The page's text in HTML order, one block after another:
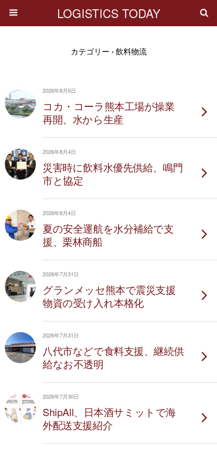
LOGISTICS TODAY
カテゴリー › 飲料物流
2026年8月5日
コカ・コーラ熊本工場が操業
再開、水から生産
2026年8月4日
災害時に飲料水優先供給、鳴門
市と協定
2026年8月4日
夏の安全運航を水分補給で支
援、栗林商船
2026年7月31日
グランメッセ熊本で震災支援
物資の受け入れ本格化
2026年7月31日
八代市などで食料支援、継続供
給なお不透明
2026年7月30日
ShipAll、日本酒サミットで海
外配送支援紹介